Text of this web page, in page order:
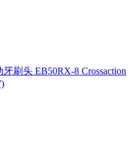
牙刷头 EB50RX-8 Crossaction